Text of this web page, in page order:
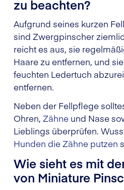
zu beachten?
Aufgrund seines kurzen
sind Zwergpinscher
reicht es aus, sie
Haare zu entfernen, und
feuchten Ledertuch
entfernen.
Neben der Fellpflege
Ohren, Zähne und Nase
Lieblings überprüfen.
Hunden die Zähne putzen
Wie sieht es mit
von Miniature